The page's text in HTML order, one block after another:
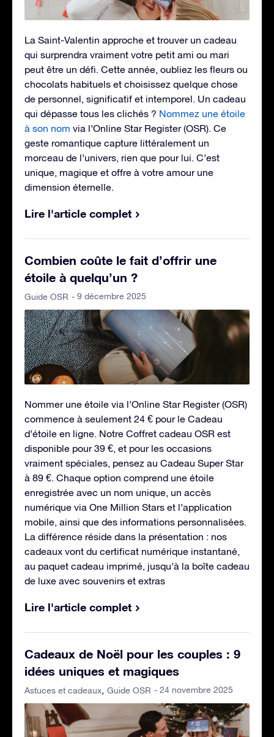
La Saint-Valentin approche et trouver un cadeau
qui surprendra vraiment votre petit ami ou mari
peut être un défi. Cette année, oubliez les fleurs ou
chocolats habituels et choisissez quelque chose
de personnel, significatif et intemporel. Un cadeau
qui dépasse tous les clichés ? Nommez une étoile
à son nom via l’Online Star Register (OSR). Ce
geste romantique capture littéralement un
morceau de l’univers, rien que pour lui. C’est
unique, magique et offre à votre amour une
dimension éternelle.
Lire l'article complet
Combien coûte le fait d’offrir une
étoile à quelqu’un ?
Guide OSR - 9 décembre 2025
Nommer une étoile via l’Online Star Register (OSR)
commence à seulement 24 € pour le Cadeau
d’étoile en ligne. Notre Coffret cadeau OSR est
disponible pour 39 €, et pour les occasions
vraiment spéciales, pensez au Cadeau Super Star
à 89 €. Chaque option comprend une étoile
enregistrée avec un nom unique, un accès
numérique via One Million Stars et l’application
mobile, ainsi que des informations personnalisées.
La différence réside dans la présentation : nos
cadeaux vont du certificat numérique instantané,
au paquet cadeau imprimé, jusqu’à la boîte cadeau
de luxe avec souvenirs et extras
Lire l'article complet
Cadeaux de Noël pour les couples : 9
idées uniques et magiques
Astuces et cadeaux Guide OSR - 24 novembre 2025